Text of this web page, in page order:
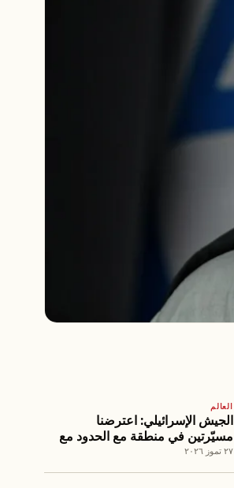
العالم
الجيش الإسرائيلي: اعترضنا
مسيّرتين في منطقة مع الحدود مع
الأردن
٢٧ تموز ٢٠٢٦